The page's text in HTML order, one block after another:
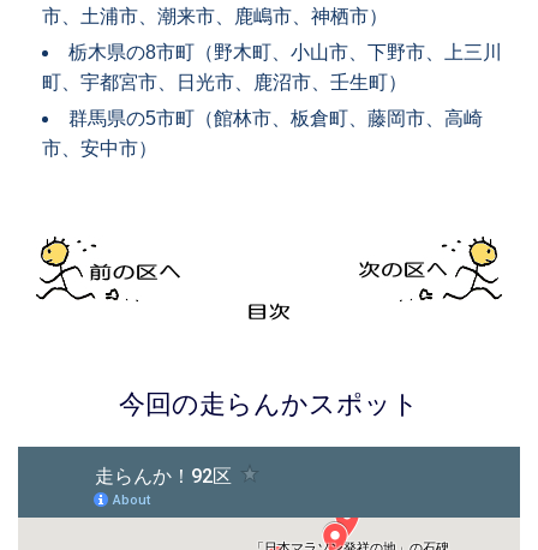
市、土浦市、潮来市、鹿嶋市、神栖市）
栃木県の8市町（野木町、小山市、下野市、上三川
町、宇都宮市、日光市、鹿沼市、壬生町）
群馬県の5市町（館林市、板倉町、藤岡市、高崎
市、安中市）
今回の走らんかスポット